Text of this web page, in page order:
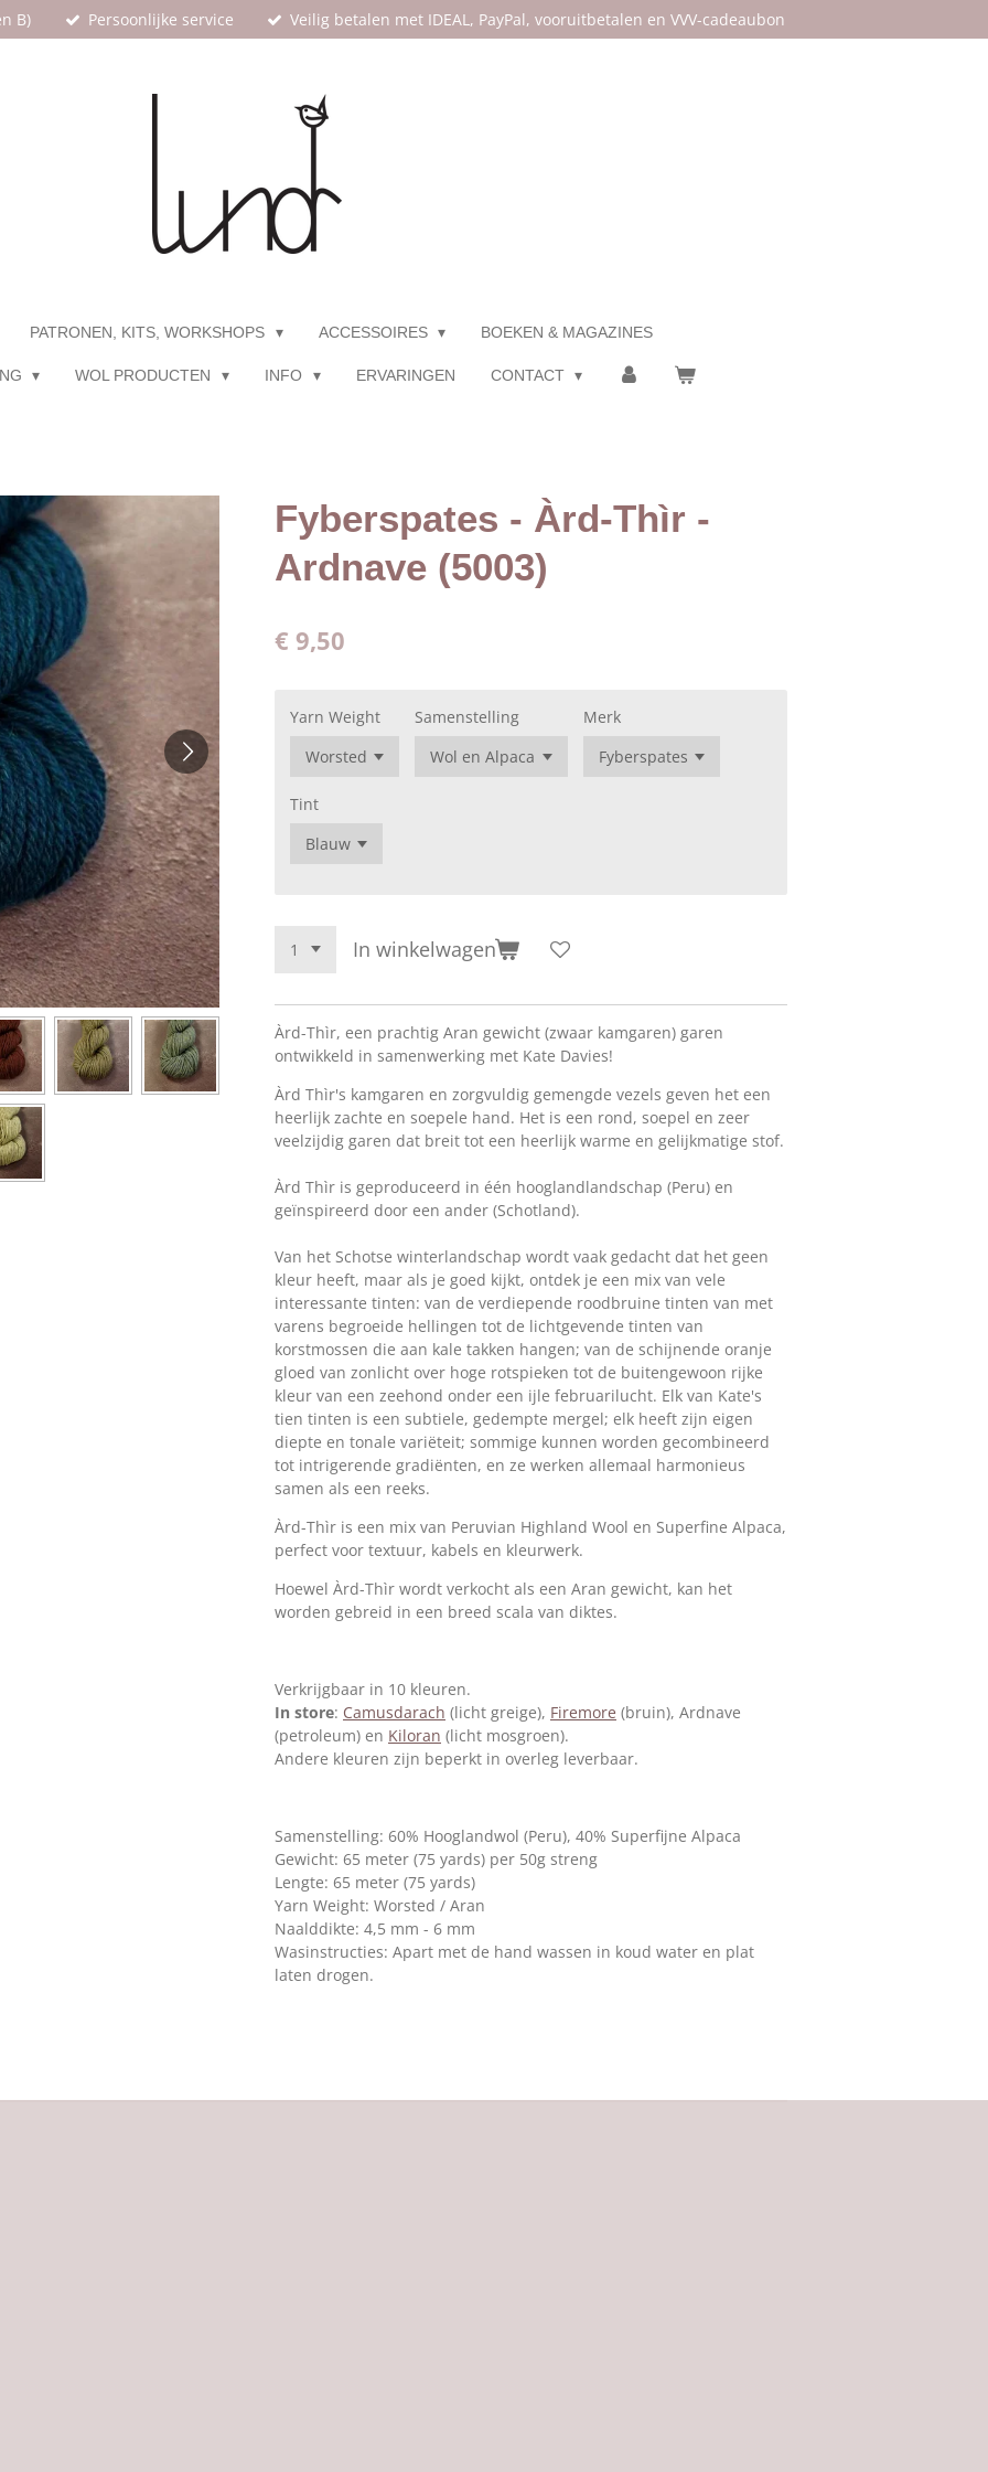
B) Persoonlijke service Veilig betalen met IDEAL, PayPal, vooruitbetalen en VVV-cadeaubon
PATRONEN, KITS, WORKSHOPS ACCESSOIRES BOEKEN & MAGAZINES
WOL PRODUCTEN INFO ERVARINGEN CONTACT
Fyberspates - Àrd-Thìr -
Ardnave (5003)
€ 9,50
Yarn Weight Samenstelling Merk
Tint
In winkelwagen
Àrd-Thìr, een prachtig Aran gewicht (zwaar kamgaren) garen
ontwikkeld in samenwerking met Kate Davies!
Àrd Thìr's kamgaren en zorgvuldig gemengde vezels geven het een
heerlijk zachte en soepele hand. Het is een rond, soepel en zeer
veelzijdig garen dat breit tot een heerlijk warme en gelijkmatige stof.
Àrd Thìr is geproduceerd in één hooglandlandschap (Peru) en
geïnspireerd door een ander (Schotland).
Van het Schotse winterlandschap wordt vaak gedacht dat het geen
kleur heeft, maar als je goed kijkt, ontdek je een mix van vele
interessante tinten: van de verdiepende roodbruine tinten van met
varens begroeide hellingen tot de lichtgevende tinten van
korstmossen die aan kale takken hangen; van de schijnende oranje
gloed van zonlicht over hoge rotspieken tot de buitengewoon rijke
kleur van een zeehond onder een ijle februarilucht. Elk van Kate's
tien tinten is een subtiele, gedempte mergel; elk heeft zijn eigen
diepte en tonale variëteit; sommige kunnen worden gecombineerd
tot intrigerende gradiënten, en ze werken allemaal harmonieus
samen als een reeks.
Àrd-Thìr is een mix van Peruvian Highland Wool en Superfine Alpaca,
perfect voor textuur, kabels en kleurwerk.
Hoewel Àrd-Thìr wordt verkocht als een Aran gewicht, kan het
worden gebreid in een breed scala van diktes.
Verkrijgbaar in 10 kleuren.
In store: Camusdarach (licht greige), Firemore (bruin), Ardnave
(petroleum) en Kiloran (licht mosgroen).
Andere kleuren zijn beperkt in overleg leverbaar.
Samenstelling: 60% Hooglandwol (Peru), 40% Superfijne Alpaca
Gewicht: 65 meter (75 yards) per 50g streng
Lengte: 65 meter (75 yards)
Yarn Weight: Worsted / Aran
Naalddikte: 4,5 mm - 6 mm
Wasinstructies: Apart met de hand wassen in koud water en plat
laten drogen.